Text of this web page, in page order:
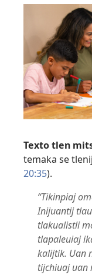
Texto tlen
temaka se
20:35).
“Tikinpiaj
Inijuantij
tlakualistli
tlapaleuiaj
kalijtik. Uan
tijchiuaj uan